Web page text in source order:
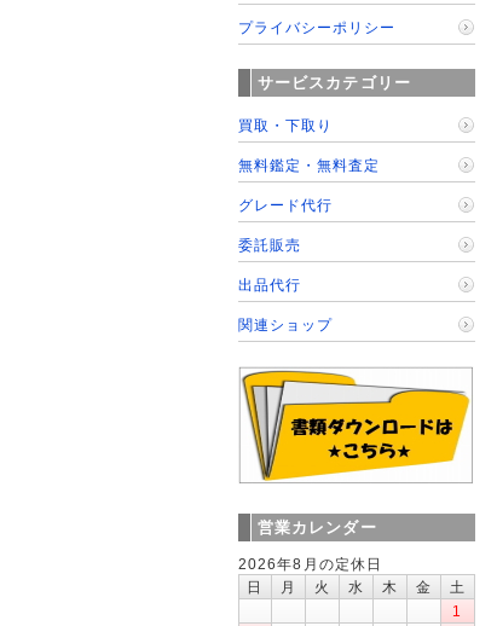
プライバシーポリシー
サービスカテゴリー
買取・下取り
無料鑑定・無料査定
グレード代行
委託販売
出品代行
関連ショップ
営業カレンダー
2026年8月の定休日
日
月 火 水 木 金
土
1